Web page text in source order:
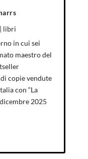
| libri
in cui sei
maestro del
copie vendute
con “La
2025